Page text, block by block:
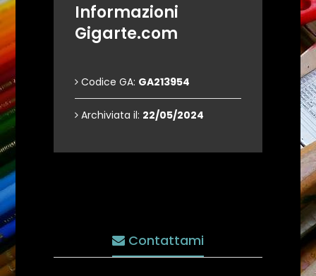
Informazioni
Gigarte.com
Codice GA: GA213954
Archiviata il: 22/05/2024
Contattami